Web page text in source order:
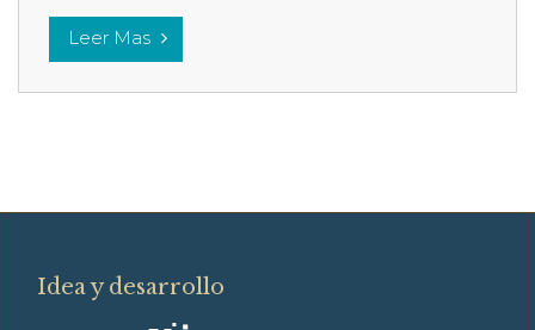
Leer Mas
Idea y desarrollo